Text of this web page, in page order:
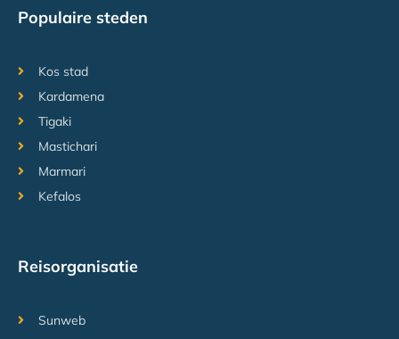
Populaire steden
Kos stad
Kardamena
Tigaki
Mastichari
Marmari
Kefalos
Reisorganisatie
Sunweb